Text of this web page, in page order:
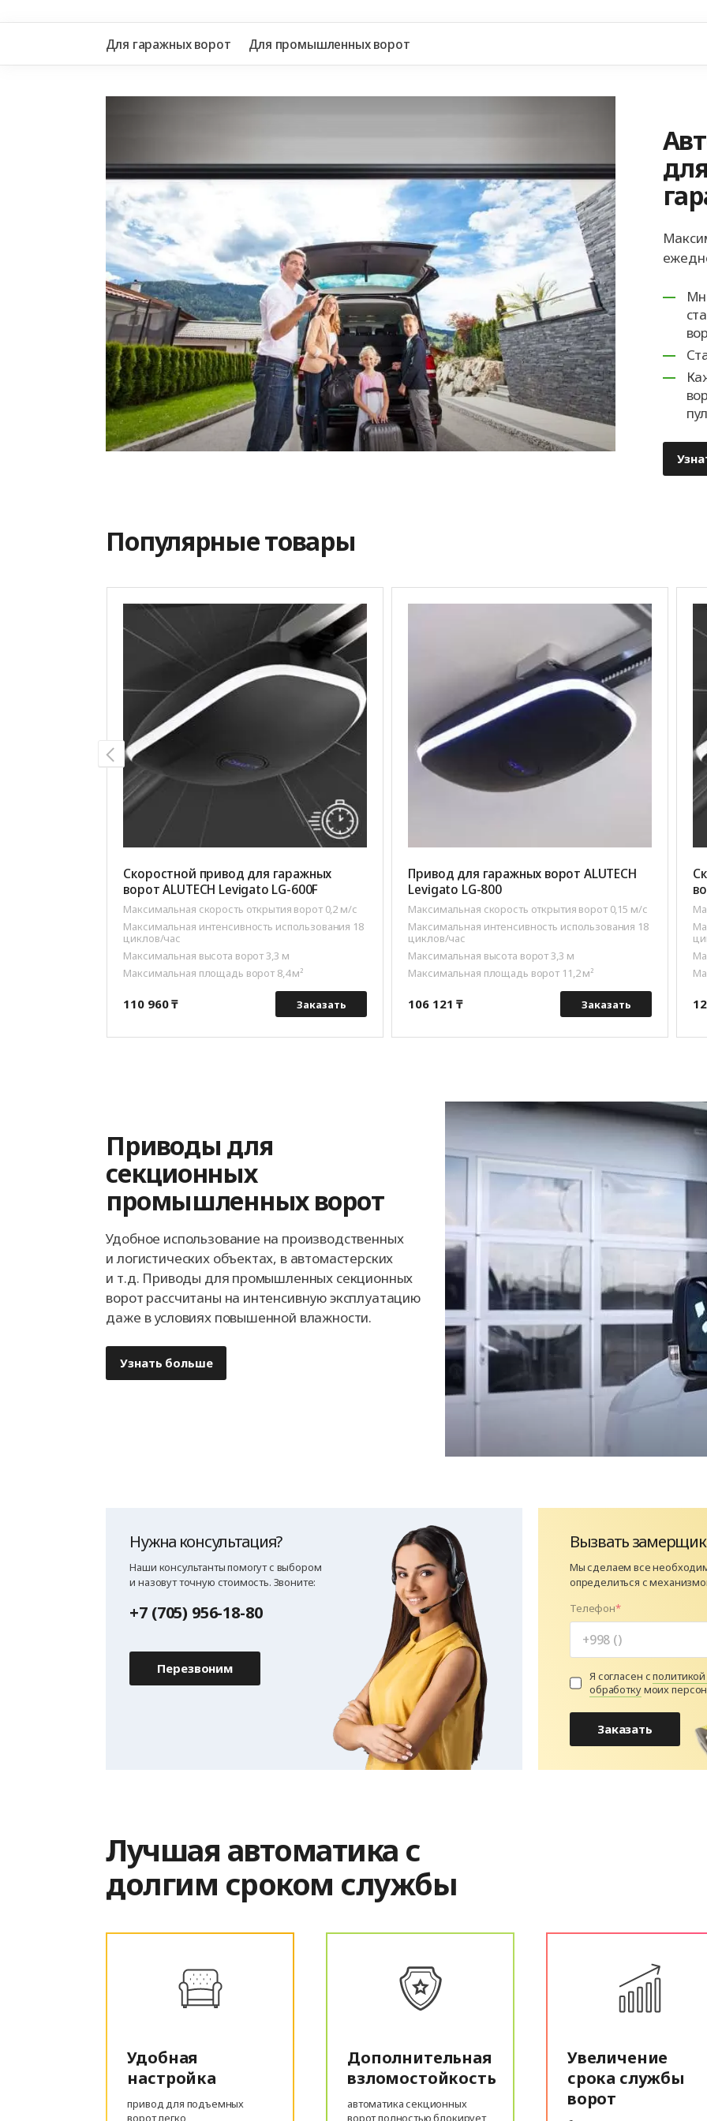
Для гаражных ворот Для промышленных ворот
Популярные товары
Скоростной привод для гаражных
ворот ALUTECH Levigato LG-600F
Максимальная скорость открытия ворот 0,2 м/с
Максимальная интенсивность использования 18
циклов/час
Максимальная высота ворот 3,3 м
Максимальная площадь ворот 8,4 м²
110 960 ₸ Заказать
Привод для гаражных ворот ALUTECH
Levigato LG-800
Максимальная скорость открытия ворот 0,15 м/с
Максимальная интенсивность использования 18
циклов/час
Максимальная высота ворот 3,3 м
Максимальная площадь ворот 11,2 м²
106 121 ₸ Заказать
Приводы для
секционных
промышленных ворот
Удобное использование на производственных
и логистических объектах, в автомастерских
и т.д. Приводы для промышленных секционных
ворот рассчитаны на интенсивную эксплуатацию
даже в условиях повышенной влажности.
Узнать больше
Нужна консультация?
Наши консультанты помогут с выбором
и назовут точную стоимость. Звоните:
+7 (705) 956-18-80
Перезвоним
Вызвать
Мы сделаем все
определиться с
Телефон
Я согласен с
обработкумоих
Заказать
Лучшая автоматика с
долгим сроком службы
Удобная
настройка
привод для подъемных
ворот легко
Дополнительная
взломостойкость
автоматика секционных
ворот полностью блокирует
Увеличение
срока службы
ворот